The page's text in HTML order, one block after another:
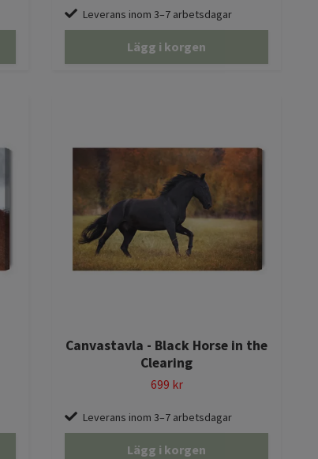
Leverans inom 3–7 arbetsdagar
Lägg i korgen
Canvastavla - Black Horse in the
Clearing
699 kr
Leverans inom 3–7 arbetsdagar
Lägg i korgen